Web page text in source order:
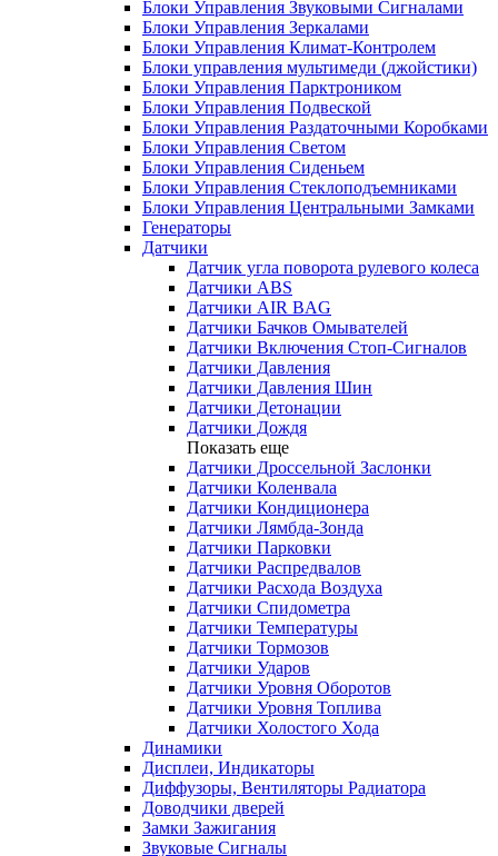
Блоки Управления Звуковыми Сигналами
Блоки Управления Зеркалами
Блоки Управления Климат-Контролем
Блоки управления мультимеди (джойстики)
Блоки Управления Парктроником
Блоки Управления Подвеской
Блоки Управления Раздаточными Коробками
Блоки Управления Светом
Блоки Управления Сиденьем
Блоки Управления Стеклоподъемниками
Блоки Управления Центральными Замками
Генераторы
Датчики
Датчик угла поворота рулевого колеса
Датчики ABS
Датчики AIR BAG
Датчики Бачков Омывателей
Датчики Включения Стоп-Сигналов
Датчики Давления
Датчики Давления Шин
Датчики Детонации
Датчики Дождя
Показать еще
Датчики Дроссельной Заслонки
Датчики Коленвала
Датчики Кондиционера
Датчики Лямбда-Зонда
Датчики Парковки
Датчики Распредвалов
Датчики Расхода Воздуха
Датчики Спидометра
Датчики Температуры
Датчики Тормозов
Датчики Ударов
Датчики Уровня Оборотов
Датчики Уровня Топлива
Датчики Холостого Хода
Динамики
Дисплеи, Индикаторы
Диффузоры, Вентиляторы Радиатора
Доводчики дверей
Замки Зажигания
Звуковые Сигналы